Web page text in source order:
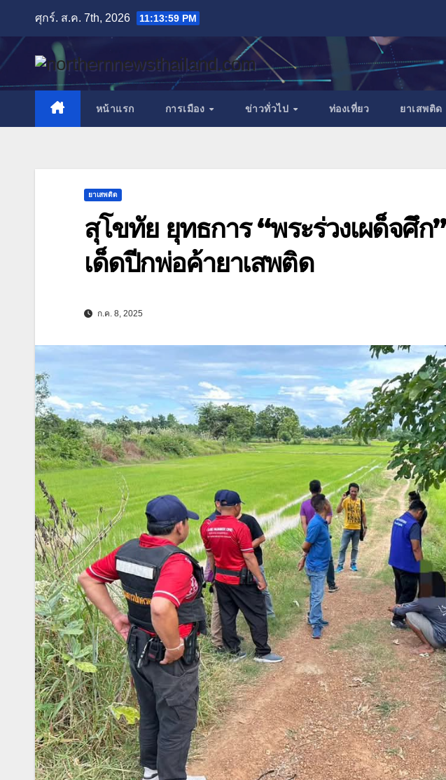
content
ศุกร์. ส.ค. 7th, 2026 11:14:01 PM
หน้าแรก การเมือง ข่าวทั่วไป ท่องเที่ยว ยาเสพติด
ยาเสพติด
สุโขทัย ยุทธการ “พระร่วงเผด็จศึ
เด็ดปีกพ่อค้ายาเสพติด
ก.ค. 8, 2025